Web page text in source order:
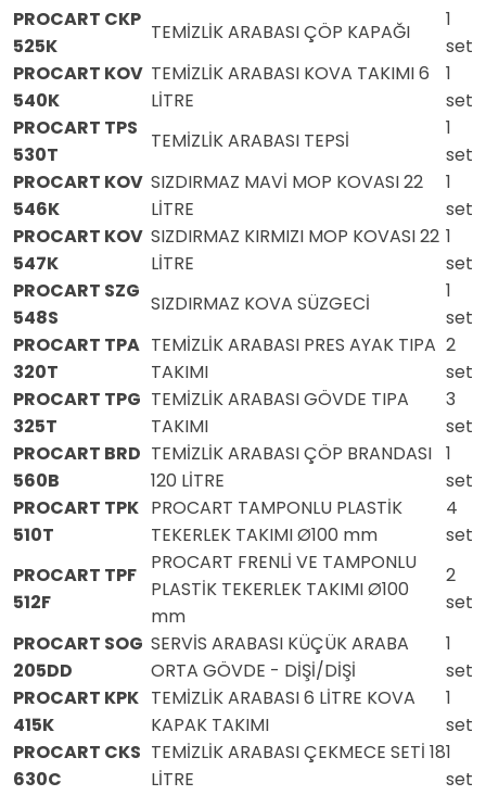
PROCART CKP
525K
TEMİZLİK ARABASI ÇÖP KAPAĞI
1
set
PROCART KOV
540K
TEMİZLİK ARABASI KOVA TAKIMI 6
LİTRE
1
set
PROCART TPS
530T
TEMİZLİK ARABASI TEPSİ
1
set
PROCART KOV
546K
SIZDIRMAZ MAVİ MOP KOVASI 22
LİTRE
1
set
PROCART KOV
547K
SIZDIRMAZ KIRMIZI MOP KOVASI 22
LİTRE
1
set
PROCART SZG
548S
SIZDIRMAZ KOVA SÜZGECİ
1
set
PROCART TPA
320T
TEMİZLİK ARABASI PRES AYAK TIPA
TAKIMI
2
set
PROCART TPG
325T
TEMİZLİK ARABASI GÖVDE TIPA
TAKIMI
3
set
PROCART BRD
560B
TEMİZLİK ARABASI ÇÖP BRANDASI
120 LİTRE
1
set
PROCART TPK
510T
PROCART TAMPONLU PLASTİK
TEKERLEK TAKIMI Ø100 mm
4
set
PROCART TPF
512F
PROCART FRENLİ VE TAMPONLU
PLASTİK TEKERLEK TAKIMI Ø100
mm
2
set
PROCART SOG
205DD
SERVİS ARABASI KÜÇÜK ARABA
ORTA GÖVDE - DİŞİ/DİŞİ
1
set
PROCART KPK
415K
TEMİZLİK ARABASI 6 LİTRE KOVA
KAPAK TAKIMI
1
set
PROCART CKS
630C
TEMİZLİK ARABASI ÇEKMECE SETİ 18
LİTRE
1
set